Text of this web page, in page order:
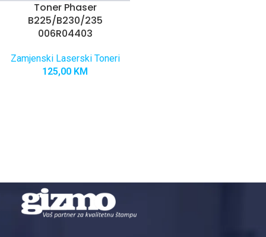
Toner Phaser
B225/B230/235
006R04403
Zamjenski Laserski Toneri
125,00 KM